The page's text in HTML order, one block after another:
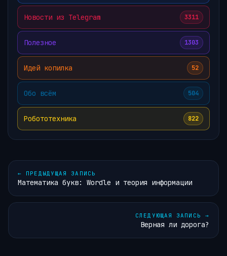
Новости из Telegram 3311
Полезное 1303
Идей копилка 52
Обо всём 504
Робототехника 822
← ПРЕДЫДУЩАЯ ЗАПИСЬ
Математика букв: Wordle и теория информации
СЛЕДУЮЩАЯ ЗАПИСЬ →
Верная ли дорога?